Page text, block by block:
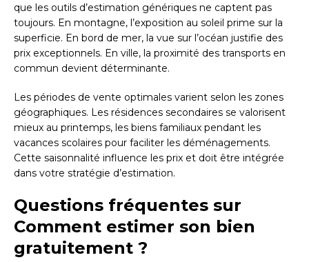
que les outils d’estimation génériques ne captent pas
toujours. En montagne, l’exposition au soleil prime sur la
superficie. En bord de mer, la vue sur l’océan justifie des
prix exceptionnels. En ville, la proximité des transports en
commun devient déterminante.
Les périodes de vente optimales varient selon les zones
géographiques. Les résidences secondaires se valorisent
mieux au printemps, les biens familiaux pendant les
vacances scolaires pour faciliter les déménagements.
Cette saisonnalité influence les prix et doit être intégrée
dans votre stratégie d’estimation.
Questions fréquentes sur
Comment estimer son bien
gratuitement ?